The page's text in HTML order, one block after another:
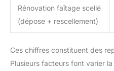
Rénovation faîtage scellé
(dépose + rescellement)
Ces chiffres constituent des
Plusieurs facteurs font varier